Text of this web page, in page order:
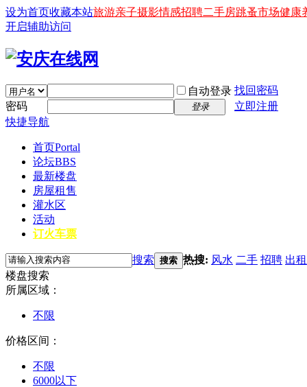
设为首页收藏本站旅游亲子摄影情感招聘二手房跳蚤市场健康
开启辅助访问
自动登录 找回密码
密码
登录
立即注册
快捷导航
首页Portal
论坛BBS
最新楼盘
房屋租售
灌水区
活动
订火车票
搜索 搜索 热搜: 风水 二手 招聘 出租
楼盘搜索
所属区域：
不限
价格区间：
不限
6000以下